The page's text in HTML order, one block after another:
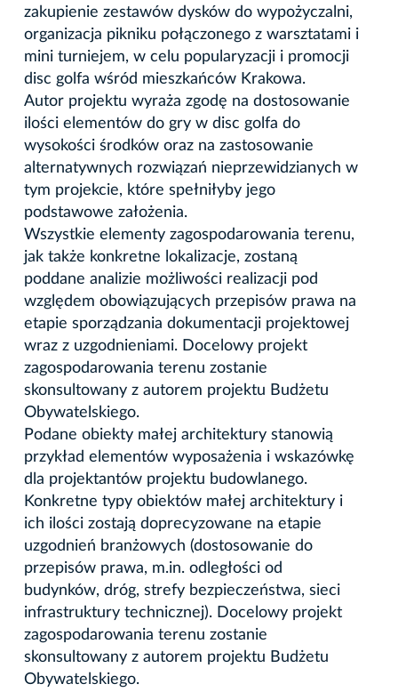
zakupienie zestawów dysków do wypożyczalni,
organizacja pikniku połączonego z warsztatami i
mini turniejem, w celu popularyzacji i promocji
disc golfa wśród mieszkańców Krakowa.
Autor projektu wyraża zgodę na dostosowanie
ilości elementów do gry w disc golfa do
wysokości środków oraz na zastosowanie
alternatywnych rozwiązań nieprzewidzianych w
tym projekcie, które spełniłyby jego
podstawowe założenia.
Wszystkie elementy zagospodarowania terenu,
jak także konkretne lokalizacje, zostaną
poddane analizie możliwości realizacji pod
względem obowiązujących przepisów prawa na
etapie sporządzania dokumentacji projektowej
wraz z uzgodnieniami. Docelowy projekt
zagospodarowania terenu zostanie
skonsultowany z autorem projektu Budżetu
Obywatelskiego.
Podane obiekty małej architektury stanowią
przykład elementów wyposażenia i wskazówkę
dla projektantów projektu budowlanego.
Konkretne typy obiektów małej architektury i
ich ilości zostają doprecyzowane na etapie
uzgodnień branżowych (dostosowanie do
przepisów prawa, m.in. odległości od
budynków, dróg, strefy bezpieczeństwa, sieci
infrastruktury technicznej). Docelowy projekt
zagospodarowania terenu zostanie
skonsultowany z autorem projektu Budżetu
Obywatelskiego.